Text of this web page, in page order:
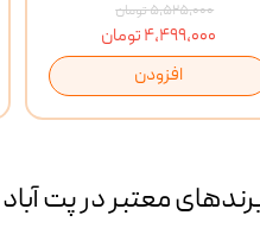
۵,۵۲۵,۰۰۰ تومان
۴,۴۹۹,۰۰۰ تومان
افزودن
معتبر در پت آباد